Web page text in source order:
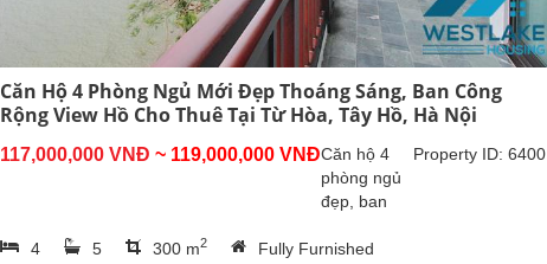
Căn Hộ 4 Phòng Ngủ Mới Đẹp Thoáng Sáng, Ban Công
Rộng View Hồ Cho Thuê Tại Từ Hòa, Tây Hồ, Hà Nội
117,000,000 VNĐ ~ 119,000,000 VNĐ Property ID: 6400
Căn hộ 4
phòng ngủ
đẹp, ban
thoáng mát,
4 5 300 m2 Fully Furnished